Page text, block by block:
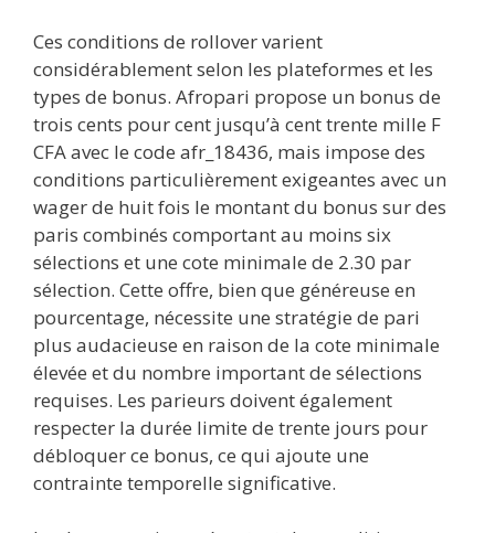
Ces conditions de rollover varient
considérablement selon les plateformes et les
types de bonus. Afropari propose un bonus de
trois cents pour cent jusqu’à cent trente mille F
CFA avec le code afr_18436, mais impose des
conditions particulièrement exigeantes avec un
wager de huit fois le montant du bonus sur des
paris combinés comportant au moins six
sélections et une cote minimale de 2.30 par
sélection. Cette offre, bien que généreuse en
pourcentage, nécessite une stratégie de pari
plus audacieuse en raison de la cote minimale
élevée et du nombre important de sélections
requises. Les parieurs doivent également
respecter la durée limite de trente jours pour
débloquer ce bonus, ce qui ajoute une
contrainte temporelle significative.